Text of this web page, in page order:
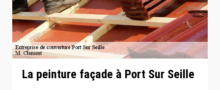
La peinture façade à Port Sur Seille